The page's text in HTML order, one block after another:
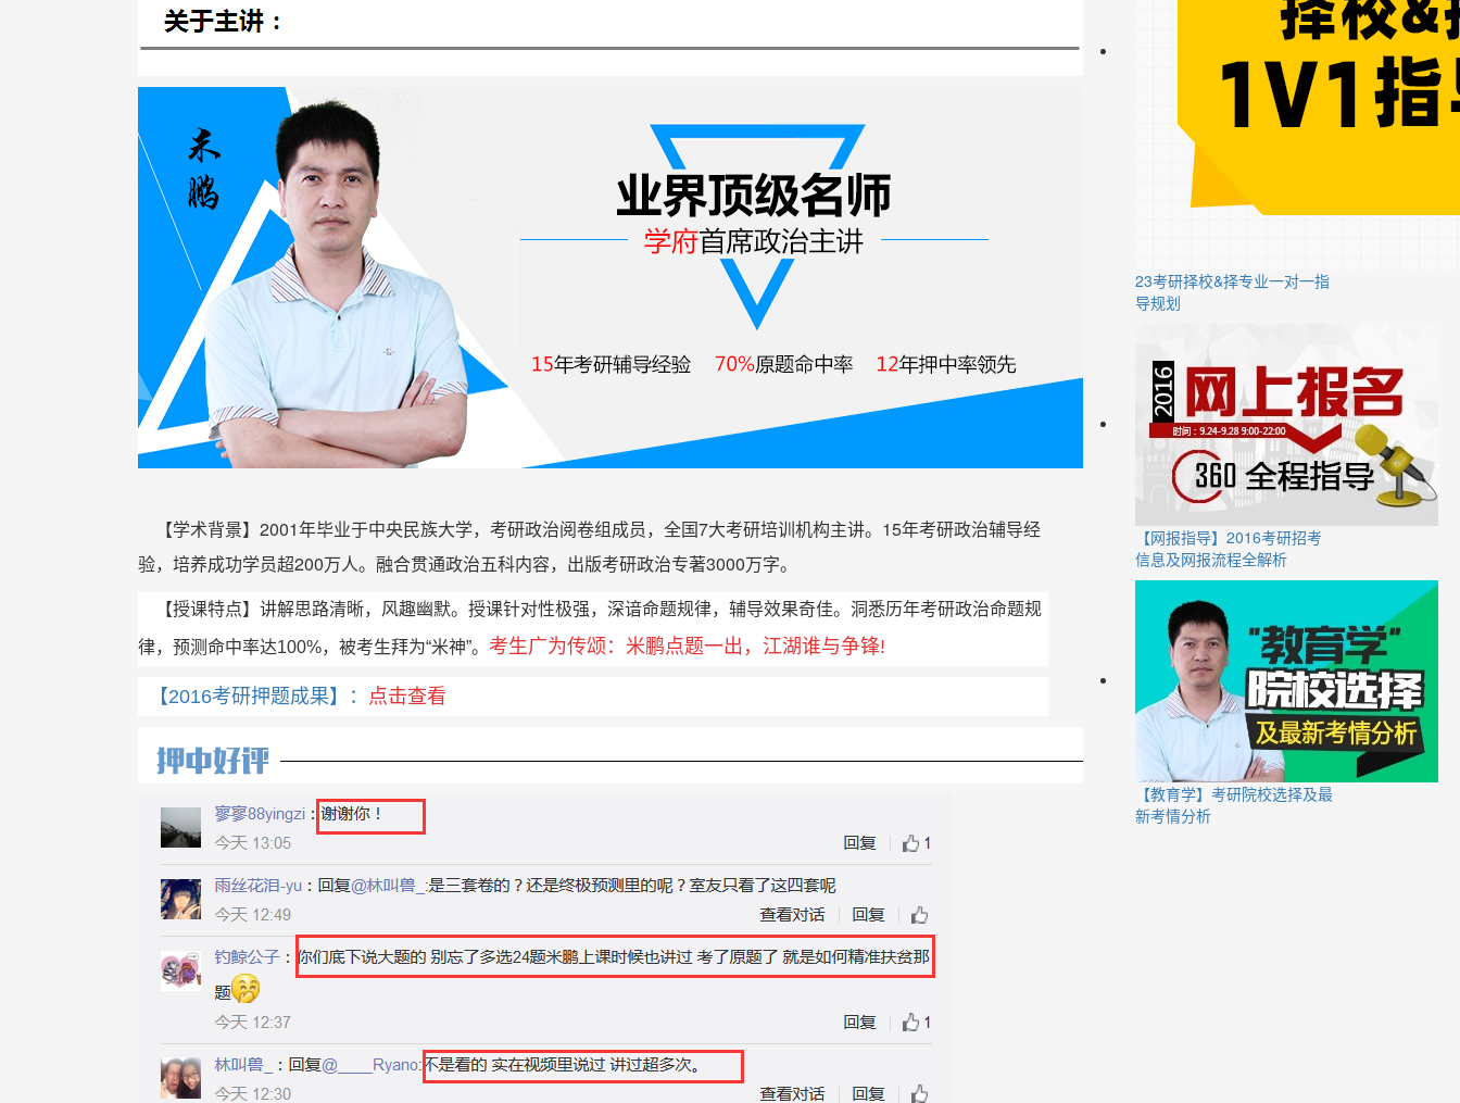
【学术背景】2001年毕业于中央民族大学，考研政治阅卷组成员，全国7大考研培训机构主讲。15年考研政治辅导经
验，培养成功学员超200万人。融合贯通政治五科内容，出版考研政治专著3000万字。
【授课特点】讲解思路清晰，风趣幽默。授课针对性极强，深谙命题规律，辅导效果奇佳。洞悉历年考研政治命题规
律，预测命中率达100%，被考生拜为“米神”。 考生广为传颂：米鹏点题一出，江湖谁与争锋!
【2016考研押题成果】： 点击查看
23考研择校&择专业一对一指
导规划
【网报指导】2016考研招考
信息及网报流程全解析
【教育学】考研院校选择及最
新考情分析